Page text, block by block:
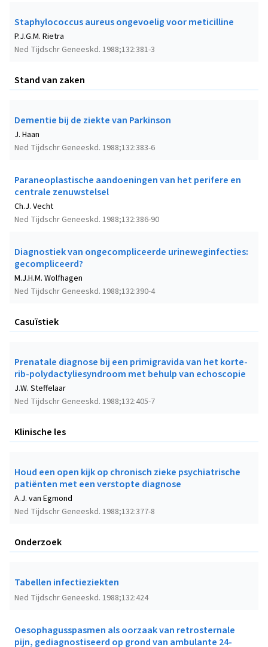
Staphylococcus aureus ongevoelig voor meticilline
Ned Tijdschr Geneeskd. 1988;132:381-3
P.J.G.M. Rietra
Stand van zaken
Dementie bij de ziekte van Parkinson
Ned Tijdschr Geneeskd. 1988;132:383-6
J. Haan
Paraneoplastische aandoeningen van het perifere en
centrale zenuwstelsel
Ned Tijdschr Geneeskd. 1988;132:386-90
Ch.J. Vecht
Diagnostiek van ongecompliceerde urineweginfecties:
gecompliceerd?
Ned Tijdschr Geneeskd. 1988;132:390-4
M.J.H.M. Wolfhagen
Casuïstiek
Prenatale diagnose bij een primigravida van het korte-
rib-polydactyliesyndroom met behulp van echoscopie
Ned Tijdschr Geneeskd. 1988;132:405-7
J.W. Steffelaar
Klinische les
Houd een open kijk op chronisch zieke psychiatrische
patiënten met een verstopte diagnose
Ned Tijdschr Geneeskd. 1988;132:377-8
A.J. van Egmond
Onderzoek
Tabellen infectieziekten
Ned Tijdschr Geneeskd. 1988;132:424
Oesophagusspasmen als oorzaak van retrosternale
pijn, gediagnostiseerd op grond van ambulante 24-